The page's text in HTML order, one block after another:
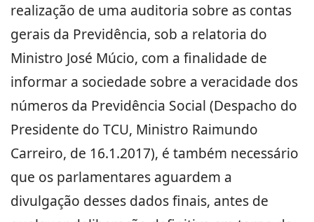
realização de uma auditoria sobre as contas
gerais da Previdência, sob a relatoria do
Ministro José Múcio, com a finalidade de
informar a sociedade sobre a veracidade dos
números da Previdência Social (Despacho do
Presidente do TCU, Ministro Raimundo
Carreiro, de 16.1.2017), é também necessário
que os parlamentares aguardem a
divulgação desses dados finais, antes de